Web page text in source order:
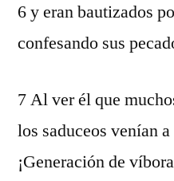
6 y eran bautizados
confesando sus
7 Al ver él que
los saduceos venían
¡Generación de